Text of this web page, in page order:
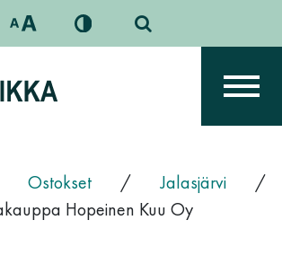
Ostokset / Jalasjärvi
/
Hopeinen Kuu Oy